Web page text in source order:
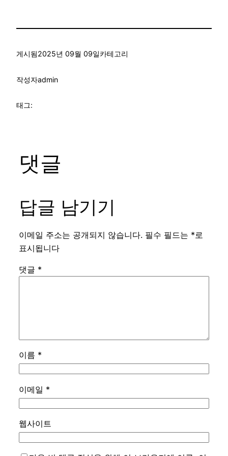
게시됨2025년 09월 09일카테고리
작성자admin
태그:
댓글
답글 남기기
이메일 주소는 공개되지 않습니다. 필수 필드는 *로
표시됩니다
댓글 *
이름 *
이메일 *
웹사이트